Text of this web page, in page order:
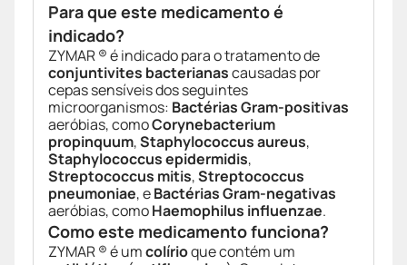
Para que este medicamento é
indicado?
ZYMAR ® é indicado para o tratamento de
conjuntivites bacterianascausadas por
cepas sensíveis dos seguintes
microorganismos: Bactérias Gram-positivas
aeróbias, comoCorynebacterium
propinquum,Staphylococcus aureus,
Staphylococcus epidermidis,
Streptococcus mitis,Streptococcus
pneumoniae, eBactérias Gram-negativas
aeróbias, comoHaemophilus influenzae.
Como este medicamento funciona?
ZYMAR ® é umcolírioque contém um